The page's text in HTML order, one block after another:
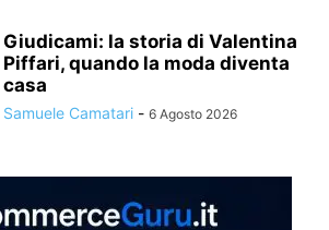
Giudicami: la storia di Valentina
Piffari, quando la moda diventa
casa
Samuele Camatari - 6 Agosto 2026